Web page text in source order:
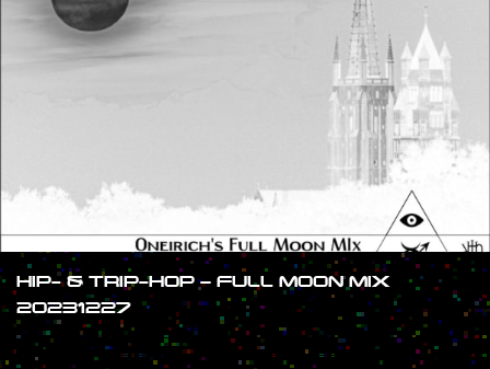
HIP- & TRIP-HOP – FULL MOON MIX
20231227
#SHOW